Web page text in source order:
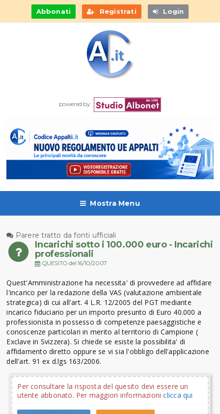
Abbonati Registrati Login
powered by
Mostra Menu
Parere tratto da fonti ufficiali
Incarichi sotto i 100.000 euro - Incarichi
professionali
QUESITO del 16/10/2007
Quest'Amministrazione ha necessita' di provvedere ad affidare
l'incarico per la redazione della VAS (valutazione ambientale
strategica) di cui all'art. 4 L.R. 12/2005 del PGT mediante
incarico fiduciario per un importo presunto di Euro 40.000 a
professionista in possesso di competenze paesaggistiche e
conoscenze particolari in merito al territorio di Campione (
Exclave in Svizzera). Si chiede se esiste la possibilita' di
affidamento diretto oppure se vi sia l'obbligo dell'applicazione
dell'art. 91 ex d.lgs 163/2006.
Per consultare la risposta del quesito devi essere un
utente abbonato. Per maggiori informazioniclicca qui